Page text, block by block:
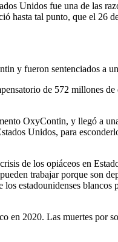
Unidos fue una de las
hasta tal punto, que el 26
y fueron sentenciados a
de 572 millones de
OxyContin, y llegó a
Unidos, para
de los opiáceos en
trabajar porque son
estadounidenses blancos
2020. Las muertes por